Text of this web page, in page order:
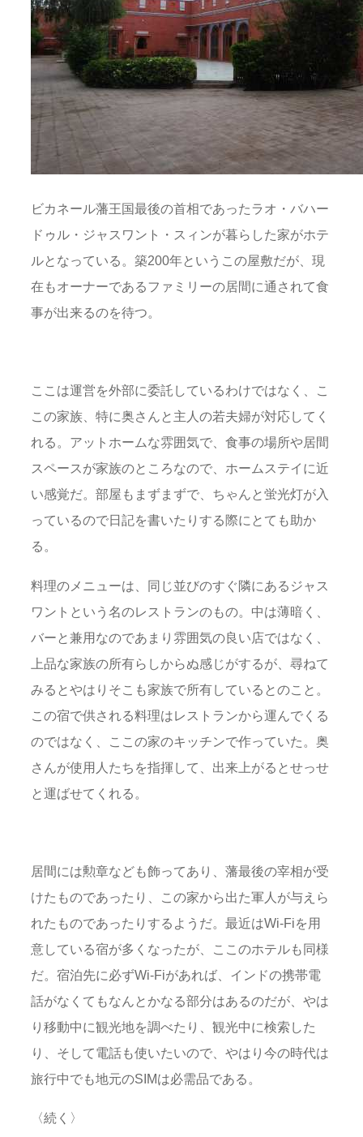
ビカネール藩王国最後の首相であったラオ・バハー
ドゥル・ジャスワント・スィンが暮らした家がホテ
ルとなっている。築200年というこの屋敷だが、現
在もオーナーであるファミリーの居間に通されて食
事が出来るのを待つ。
ここは運営を外部に委託しているわけではなく、こ
この家族、特に奥さんと主人の若夫婦が対応してく
れる。アットホームな雰囲気で、食事の場所や居間
スペースが家族のところなので、ホームステイに近
い感覚だ。部屋もまずまずで、ちゃんと蛍光灯が入
っているので日記を書いたりする際にとても助か
る。
料理のメニューは、同じ並びのすぐ隣にあるジャス
ワントという名のレストランのもの。中は薄暗く、
バーと兼用なのであまり雰囲気の良い店ではなく、
上品な家族の所有らしからぬ感じがするが、尋ねて
みるとやはりそこも家族で所有しているとのこと。
この宿で供される料理はレストランから運んでくる
のではなく、ここの家のキッチンで作っていた。奥
さんが使用人たちを指揮して、出来上がるとせっせ
と運ばせてくれる。
居間には勲章なども飾ってあり、藩最後の宰相が受
けたものであったり、この家から出た軍人が与えら
れたものであったりするようだ。最近はWi-Fiを用
意している宿が多くなったが、ここのホテルも同様
だ。宿泊先に必ずWi-Fiがあれば、インドの携帯電
話がなくてもなんとかなる部分はあるのだが、やは
り移動中に観光地を調べたり、観光中に検索した
り、そして電話も使いたいので、やはり今の時代は
旅行中でも地元のSIMは必需品である。
〈続く〉